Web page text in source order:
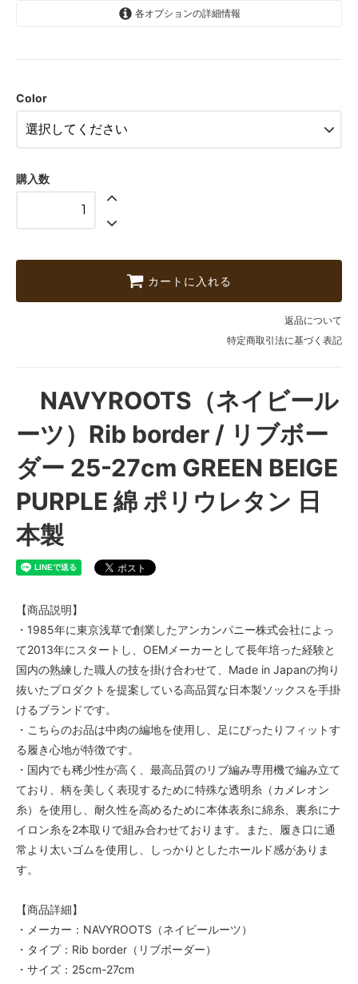
各オプションの詳細情報
Color
購入数
カートに入れる
返品について
特定商取引法に基づく表記
NAVYROOTS（ネイビール
ーツ）Rib border / リブボー
ダー 25-27cm GREEN BEIGE
PURPLE 綿 ポリウレタン 日
本製
【商品説明】
・1985年に東京浅草で創業したアンカンパニー株式会社によっ
て2013年にスタートし、OEMメーカーとして長年培った経験と
国内の熟練した職人の技を掛け合わせて、Made in Japanの拘り
抜いたプロダクトを提案している高品質な日本製ソックスを手掛
けるブランドです。
・こちらのお品は中肉の編地を使用し、足にぴったりフィットす
る履き心地が特徴です。
・国内でも稀少性が高く、最高品質のリブ編み専用機で編み立て
ており、柄を美しく表現するために特殊な透明糸（カメレオン
糸）を使用し、耐久性を高めるために本体表糸に綿糸、裏糸にナ
イロン糸を2本取りで組み合わせております。また、履き口に通
常より太いゴムを使用し、しっかりとしたホールド感がありま
す。
【商品詳細】
・メーカー：NAVYROOTS（ネイビールーツ）
・タイプ：Rib border（リブボーダー）
・サイズ：25cm-27cm